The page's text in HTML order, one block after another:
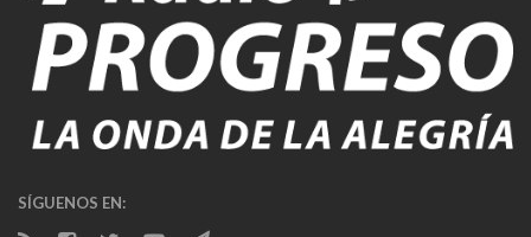
SÍGUENOS EN: